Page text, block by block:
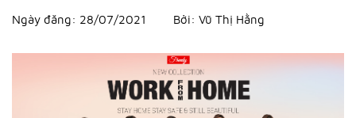
Ngày đăng: 28/07/2021 Bởi: Vũ Thị Hằng